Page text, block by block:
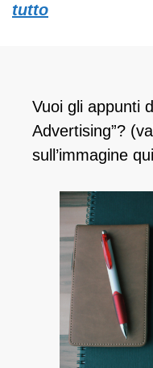
tutto
Vuoi gli appunti
Advertising”?
sull’immagine